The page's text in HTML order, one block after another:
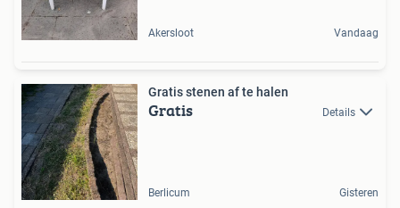
Akersloot Vandaag
Gratis stenen af te halen
Gratis Details
Berlicum Gisteren